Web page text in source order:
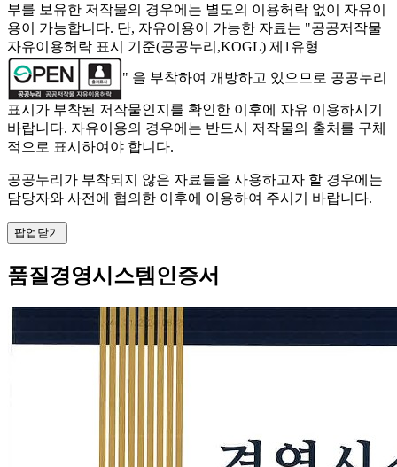
부를 보유한 저작물의 경우에는 별도의 이용허락 없이 자유이
용이 가능합니다. 단, 자유이용이 가능한 자료는 "공공저작물
자유이용허락 표시 기준(공공누리,KOGL) 제1유형
" 을 부착하여 개방하고 있으므로 공공누리
표시가 부착된 저작물인지를 확인한 이후에 자유 이용하시기
바랍니다. 자유이용의 경우에는 반드시 저작물의 출처를 구체
적으로 표시하여야 합니다.
공공누리가 부착되지 않은 자료들을 사용하고자 할 경우에는
담당자와 사전에 협의한 이후에 이용하여 주시기 바랍니다.
팝업닫기
품질경영시스템인증서